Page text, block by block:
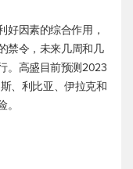
好因素的综合作用，
禁令，未来几周和几
。高盛目前预测2023
、利比亚、伊拉克和